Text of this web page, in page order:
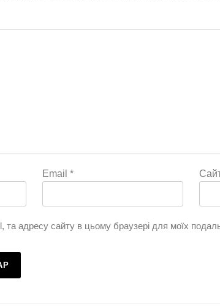
Email *
та адресу сайту в цьому браузері для моїх